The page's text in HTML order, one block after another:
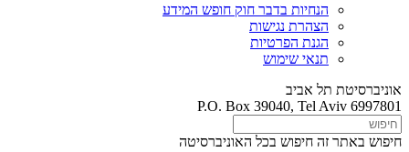
הנחיות בדבר חוק חופש המידע
הצהרת נגישות
הגנת הפרטיות
תנאי שימוש
אוניברסיטת תל אביב
P.O. Box 39040, Tel Aviv 6997801
חיפוש באתר זה חיפוש בכל האוניברסיטה